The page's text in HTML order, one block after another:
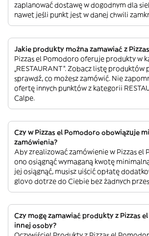
zaplanować dostawę w dogodnym dla
nawet jeśli punkt jest w danej chwili
Jakie produkty można zamawiać z
Pizzas el Pomodoro oferuje produkty w
„RESTAURANT”. Zobacz listę produktów
sprawdź, co możesz zamówić. Nie
ofertę innych punktów z kategorii
Calpe.
Czy w Pizzas el Pomodoro obowiązuje
zamówienia?
Aby zrealizować zamówienie w Pizzas el
ono osiągnąć wymaganą kwotę
jej osiągnąć, musisz uiścić opłatę
glovo dotrze do Ciebie bez żadnych
Czy mogę zamawiać produkty z Pizzas
innej osoby?